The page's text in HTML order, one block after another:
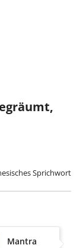
Sprichwort
Mantra